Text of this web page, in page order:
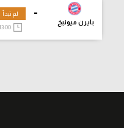
-
بايرن ميونيخ
لم تبدأ